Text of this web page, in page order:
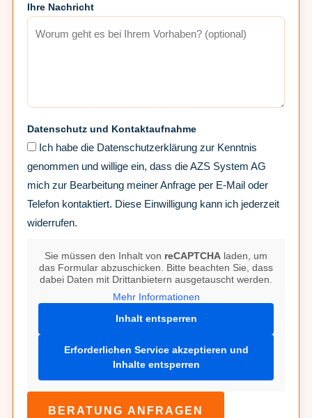
Ihre Nachricht
Datenschutz und Kontaktaufnahme
Ich habe die Datenschutzerklärung zur Kenntnis
genommen und willige ein, dass die AZS System AG
mich zur Bearbeitung meiner Anfrage per E-Mail oder
Telefon kontaktiert. Diese Einwilligung kann ich jederzeit
widerrufen.
Sie müssen den Inhalt von reCAPTCHA laden, um
das Formular abzuschicken. Bitte beachten Sie, dass
dabei Daten mit Drittanbietern ausgetauscht werden.
Mehr Informationen
Inhalt entsperren
Erforderlichen Service akzeptieren und
Inhalte entsperren
BERATUNG ANFRAGEN